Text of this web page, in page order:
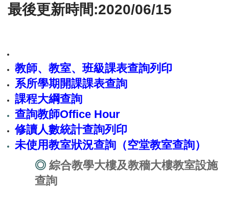
學籍及成績
跨領域修讀專區
教室資訊
各項申辦流程
表格下載
統計資料
常見問題
最後更新時間:2020/06/15
教師、教室、班級課表查詢列印
系所學期開課課表查詢
課程大綱查詢
查詢教師Office Hour
修讀人數統計查詢列印
未使用教室狀況查詢（空堂教室查詢）
◎ 綜合教學大樓及教穡大樓教室設施
查詢